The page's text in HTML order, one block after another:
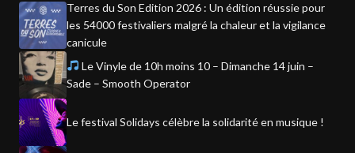
Terres du Son Edition 2026 : Un édition réussie pour
les 54000 festivaliers malgré la chaleur et la vigilance
canicule
Le Vinyle de 10h moins 10 – Dimanche 14 juin –
Sade – Smooth Operator
Le festival Solidays célèbre la solidarité en musique !